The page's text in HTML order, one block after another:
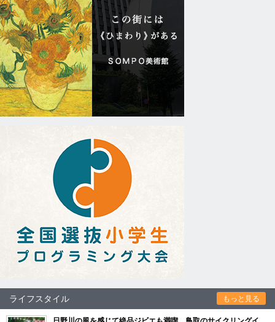
ライフスタイル もっと見る